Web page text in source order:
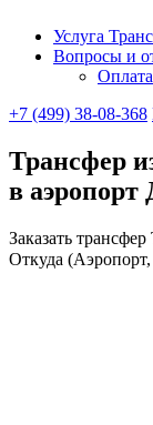
Услуга
Вопросы и
Оплата
+7 (499) 38-08-368
Трансфер
в аэропорт
Заказать
Откуда